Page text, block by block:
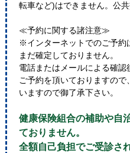
転車など)はできません。公
≪予約に関する諸注意≫
※インターネットでのご予約
まだ確定しておりません。
電話またはメールによる確
ご予約を頂いておりますの
いますので御了承下さい。
健康保険組合の補助や自
ておりません。
全額自己負担でご受診さ